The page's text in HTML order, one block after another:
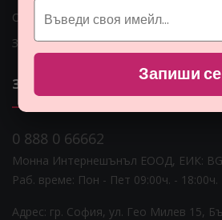
Общи условия
Защита на личните данни
ЗА НАС
0 888 0 66662
Монна Интернешънъл ЕООД, ЕИК:
Раб. време: Пoн - Пет 09:00ч. - 18:00ч.
Адрес: гр. София, ул. Гео Милев 15,
Запиши се